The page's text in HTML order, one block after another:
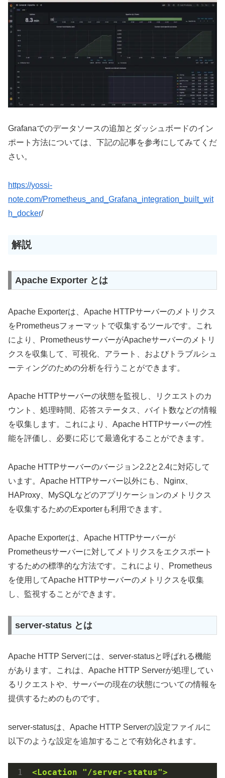
Grafanaでのデータソースの追加とダッシュボードのイン
ポート方法については、下記の記事を参考にしてみてくだ
さい。
https://yossi-
note.com/Prometheus_and_Grafana_integration_built_wit
h_docker/
解説
Apache Exporter とは
Apache Exporterは、Apache HTTPサーバーのメトリクス
をPrometheusフォーマットで収集するツールです。これ
により、PrometheusサーバーがApacheサーバーのメトリ
クスを収集して、可視化、アラート、およびトラブルシュ
ーティングのための分析を行うことができます。
Apache HTTPサーバーの状態を監視し、リクエストのカ
ウント、処理時間、応答ステータス、バイト数などの情報
を収集します。これにより、Apache HTTPサーバーの性
能を評価し、必要に応じて最適化することができます。
Apache HTTPサーバーのバージョン2.2と2.4に対応して
います。Apache HTTPサーバー以外にも、Nginx、
HAProxy、MySQLなどのアプリケーションのメトリクス
を収集するためのExporterも利用できます。
Apache Exporterは、Apache HTTPサーバーが
Prometheusサーバーに対してメトリクスをエクスポート
するための標準的な方法です。これにより、Prometheus
を使用してApache HTTPサーバーのメトリクスを収集
し、監視することができます。
server-status とは
Apache HTTP Serverには、server-statusと呼ばれる機能
があります。これは、Apache HTTP Serverが処理してい
るリクエストや、サーバーの現在の状態についての情報を
提供するためのものです。
server-statusは、Apache HTTP Serverの設定ファイルに
以下のような設定を追加することで有効化されます。
<Location "/server-status">